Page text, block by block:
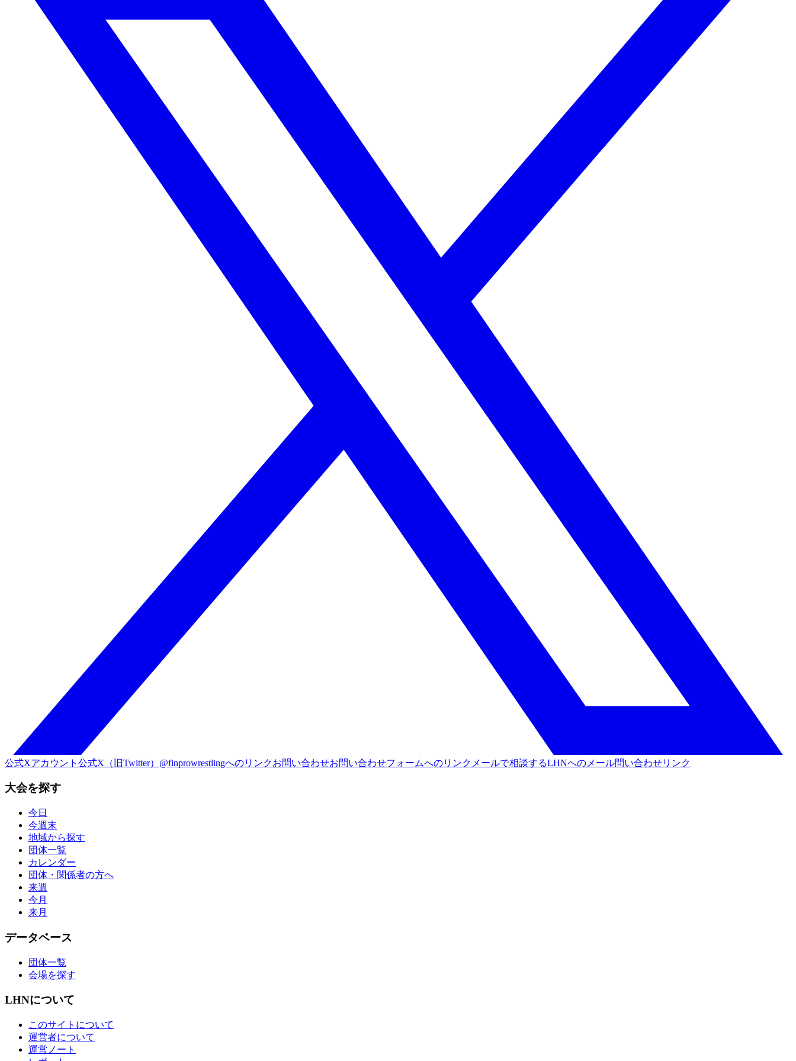
公式Xアカウント 公式X（旧Twitter）@finprowrestlingへのリンクお問い合わせお問い合わせフォームへのリンク メールで相談するLHNへのメール問い合わせリンク
大会を探す
今日
今週末
地域から探す
団体一覧
カレンダー
団体・関係者の方へ
来週
今月
来月
データベース
団体一覧
会場を探す
LHNについて
このサイトについて
運営者について
運営ノート